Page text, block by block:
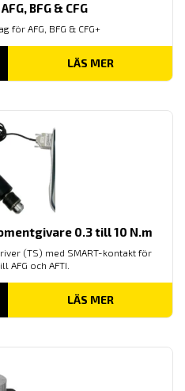
BFG & CFG
för AFG, BFG & CFG+
LÄS MER
0.3 till 10 N.m
(TS) med SMART-kontakt för
AFG och AFTI.
LÄS MER